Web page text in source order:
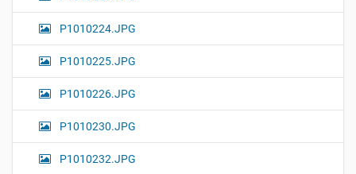
P1010224.JPG
P1010225.JPG
P1010226.JPG
P1010230.JPG
P1010232.JPG